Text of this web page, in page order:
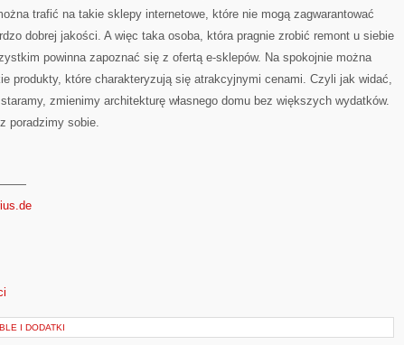
trafić na takie sklepy internetowe, które nie mogą zagwarantować
dobrej jakości. A więc taka osoba, która pragnie zrobić remont u siebie
powinna zapoznać się z ofertą e-sklepów. Na spokojnie można
produkty, które charakteryzują się atrakcyjnymi cenami. Czyli jak widać,
zmienimy architekturę własnego domu bez większych wydatków.
poradzimy sobie.
I DODATKI